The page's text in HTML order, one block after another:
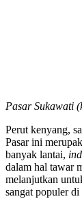
Pasar Sukawati
Perut kenyang,
Pasar ini
banyak lantai,
dalam hal tawar
melanjutkan
sangat populer